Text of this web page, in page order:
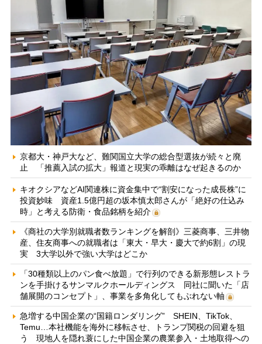
京都大・神戸大など、難関国立大学の総合型選抜が続々と廃
止 「推薦入試の拡大」報道と現実の乖離はなぜ起きるのか
キオクシアなどAI関連株に資金集中で“割安になった成長株”に
投資妙味 資産1.5億円超の坂本慎太郎さんが「絶好の仕込み
時」と考える防衛・食品銘柄を紹介
《商社の大学別就職者数ランキングを解剖》三菱商事、三井物
産、住友商事への就職者は「東大・早大・慶大で約6割」の現
実 3大学以外で強い大学はどこか
「30種類以上のパン食べ放題」で行列のできる新形態レストラ
ンを手掛けるサンマルクホールディングス 同社に聞いた「店
舗展開のコンセプト」、事業を多角化してもぶれない軸
急増する中国企業の“国籍ロンダリング” SHEIN、TikTok、
Temu…本社機能を海外に移転させ、トランプ関税の回避を狙
う 現地人を隠れ蓑にした中国企業の農業参入・土地取得への